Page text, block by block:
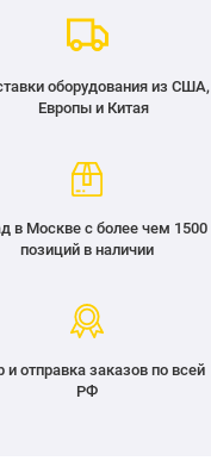
оборудования из США,
Европы и Китая
в Москве с более чем 1500
позиций в наличии
и отправка заказов по всей
РФ